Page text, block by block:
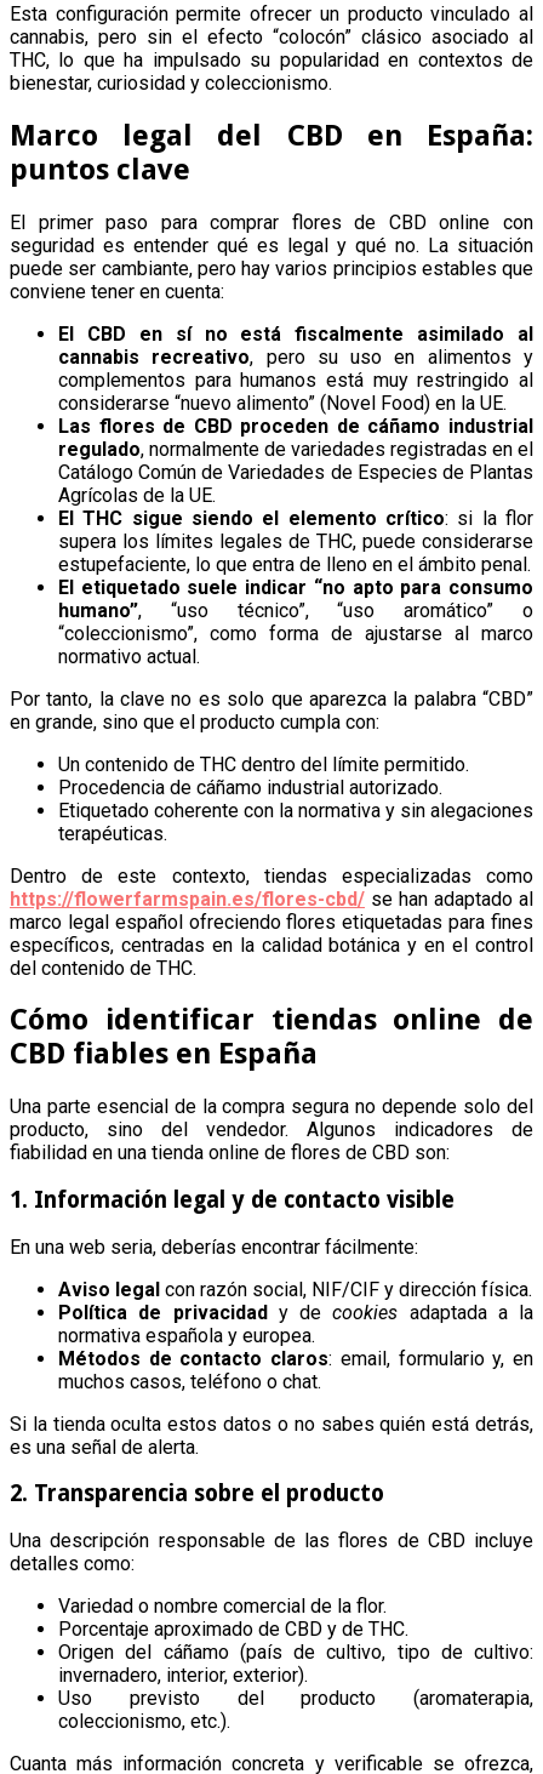
Esta configuración permite ofrecer un producto vinculado al
cannabis, pero sin el efecto “colocón” clásico asociado al
THC, lo que ha impulsado su popularidad en contextos de
bienestar, curiosidad y coleccionismo.
Marco legal del CBD en España:
puntos clave
El primer paso para comprar flores de CBD online con
seguridad es entender qué es legal y qué no. La situación
puede ser cambiante, pero hay varios principios estables que
conviene tener en cuenta:
El CBD en sí no está fiscalmente asimilado al
cannabis recreativo, pero su uso en alimentos y
complementos para humanos está muy restringido al
considerarse “nuevo alimento” (Novel Food) en la UE.
Las flores de CBD proceden de cáñamo industrial
regulado, normalmente de variedades registradas en el
Catálogo Común de Variedades de Especies de Plantas
Agrícolas de la UE.
El THC sigue siendo el elemento crítico: si la flor
supera los límites legales de THC, puede considerarse
estupefaciente, lo que entra de lleno en el ámbito penal.
El etiquetado suele indicar “no apto para consumo
humano”, “uso técnico”, “uso aromático” o
“coleccionismo”, como forma de ajustarse al marco
normativo actual.
Por tanto, la clave no es solo que aparezca la palabra “CBD”
en grande, sino que el producto cumpla con:
Un contenido de THC dentro del límite permitido.
Procedencia de cáñamo industrial autorizado.
Etiquetado coherente con la normativa y sin alegaciones
terapéuticas.
Dentro de este contexto, tiendas especializadas como
https://flowerfarmspain.es/flores-cbd/ se han adaptado al
marco legal español ofreciendo flores etiquetadas para fines
específicos, centradas en la calidad botánica y en el control
del contenido de THC.
Cómo identificar tiendas online de
CBD fiables en España
Una parte esencial de la compra segura no depende solo del
producto, sino del vendedor. Algunos indicadores de
fiabilidad en una tienda online de flores de CBD son:
1. Información legal y de contacto visible
En una web seria, deberías encontrar fácilmente:
Aviso legal con razón social, NIF/CIF y dirección física.
Política de privacidady decookies adaptada a la
normativa española y europea.
Métodos de contacto claros: email, formulario y, en
muchos casos, teléfono o chat.
Si la tienda oculta estos datos o no sabes quién está detrás,
es una señal de alerta.
2. Transparencia sobre el producto
Una descripción responsable de las flores de CBD incluye
detalles como:
Variedad o nombre comercial de la flor.
Porcentaje aproximado de CBD y de THC.
Origen del cáñamo (país de cultivo, tipo de cultivo:
invernadero, interior, exterior).
Uso previsto del producto (aromaterapia,
coleccionismo, etc.).
Cuanta más información concreta y verificable se ofrezca,